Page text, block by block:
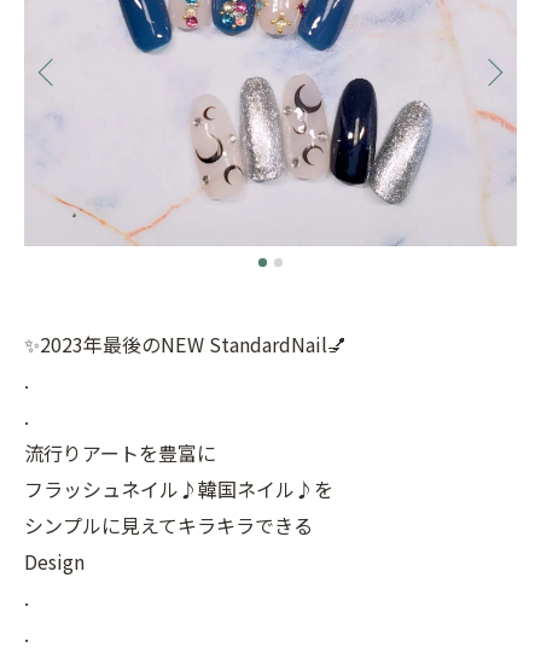
✨2023年最後のNEW StandardNail💅
.
.
流行りアートを豊富に
フラッシュネイル♪韓国ネイル♪を
シンプルに見えてキラキラできる
Design
.
.